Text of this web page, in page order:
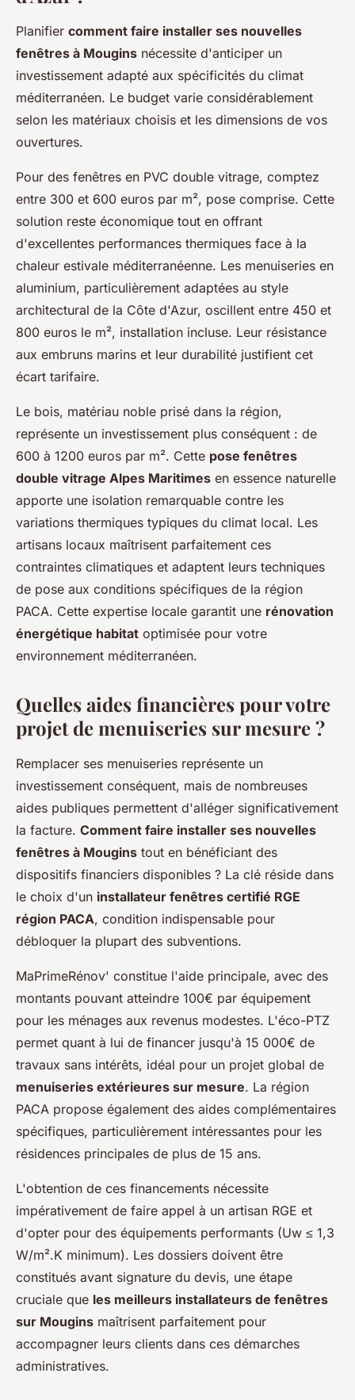
Planifier comment faire installer ses nouvelles
fenêtres à Mougins nécessite d'anticiper un
investissement adapté aux spécificités du climat
méditerranéen. Le budget varie considérablement
selon les matériaux choisis et les dimensions de vos
ouvertures.
Pour des fenêtres en PVC double vitrage, comptez
entre 300 et 600 euros par m², pose comprise. Cette
solution reste économique tout en offrant
d'excellentes performances thermiques face à la
chaleur estivale méditerranéenne. Les menuiseries en
aluminium, particulièrement adaptées au style
architectural de la Côte d'Azur, oscillent entre 450 et
800 euros le m², installation incluse. Leur résistance
aux embruns marins et leur durabilité justifient cet
écart tarifaire.
Le bois, matériau noble prisé dans la région,
représente un investissement plus conséquent : de
600 à 1200 euros par m². Cette pose fenêtres
double vitrage Alpes Maritimes en essence naturelle
apporte une isolation remarquable contre les
variations thermiques typiques du climat local. Les
artisans locaux maîtrisent parfaitement ces
contraintes climatiques et adaptent leurs techniques
de pose aux conditions spécifiques de la région
PACA. Cette expertise locale garantit une rénovation
énergétique habitat optimisée pour votre
environnement méditerranéen.
Quelles aides financières pour votre
projet de menuiseries sur mesure ?
Remplacer ses menuiseries représente un
investissement conséquent, mais de nombreuses
aides publiques permettent d'alléger significativement
la facture. Comment faire installer ses nouvelles
fenêtres à Mougins tout en bénéficiant des
dispositifs financiers disponibles ? La clé réside dans
le choix d'un installateur fenêtres certifié RGE
région PACA, condition indispensable pour
débloquer la plupart des subventions.
MaPrimeRénov' constitue l'aide principale, avec des
montants pouvant atteindre 100€ par équipement
pour les ménages aux revenus modestes. L'éco-PTZ
permet quant à lui de financer jusqu'à 15 000€ de
travaux sans intérêts, idéal pour un projet global de
menuiseries extérieures sur mesure. La région
PACA propose également des aides complémentaires
spécifiques, particulièrement intéressantes pour les
résidences principales de plus de 15 ans.
L'obtention de ces financements nécessite
impérativement de faire appel à un artisan RGE et
d'opter pour des équipements performants (Uw ≤ 1,3
W/m².K minimum). Les dossiers doivent être
constitués avant signature du devis, une étape
cruciale que les meilleurs installateurs de fenêtres
sur Mougins maîtrisent parfaitement pour
accompagner leurs clients dans ces démarches
administratives.